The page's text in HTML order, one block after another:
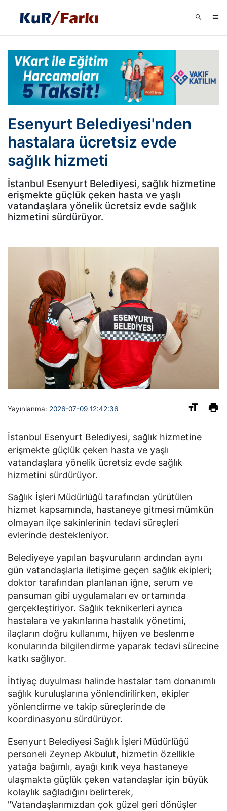
Esenyurt Belediyesi'nden
hastalara ücretsiz evde
sağlık hizmeti
İstanbul Esenyurt Belediyesi, sağlık hizmetine
erişmekte güçlük çeken hasta ve yaşlı
vatandaşlara yönelik ücretsiz evde sağlık
hizmetini sürdürüyor.
Yayınlanma: 2026-07-09 12:42:36
İstanbul Esenyurt Belediyesi, sağlık hizmetine
erişmekte güçlük çeken hasta ve yaşlı
vatandaşlara yönelik ücretsiz evde sağlık
hizmetini sürdürüyor.
Sağlık İşleri Müdürlüğü tarafından yürütülen
hizmet kapsamında, hastaneye gitmesi mümkün
olmayan ilçe sakinlerinin tedavi süreçleri
evlerinde destekleniyor.
Belediyeye yapılan başvuruların ardından aynı
gün vatandaşlarla iletişime geçen sağlık ekipleri;
doktor tarafından planlanan iğne, serum ve
pansuman gibi uygulamaları ev ortamında
gerçekleştiriyor. Sağlık teknikerleri ayrıca
hastalara ve yakınlarına hastalık yönetimi,
ilaçların doğru kullanımı, hijyen ve beslenme
konularında bilgilendirme yaparak tedavi sürecine
katkı sağlıyor.
İhtiyaç duyulması halinde hastalar tam donanımlı
sağlık kuruluşlarına yönlendirilirken, ekipler
yönlendirme ve takip süreçlerinde de
koordinasyonu sürdürüyor.
Esenyurt Belediyesi Sağlık İşleri Müdürlüğü
personeli Zeynep Akbulut, hizmetin özellikle
yatağa bağımlı, ayağı kırık veya hastaneye
ulaşmakta güçlük çeken vatandaşlar için büyük
kolaylık sağladığını belirterek,
"Vatandaşlarımızdan çok güzel geri dönüşler